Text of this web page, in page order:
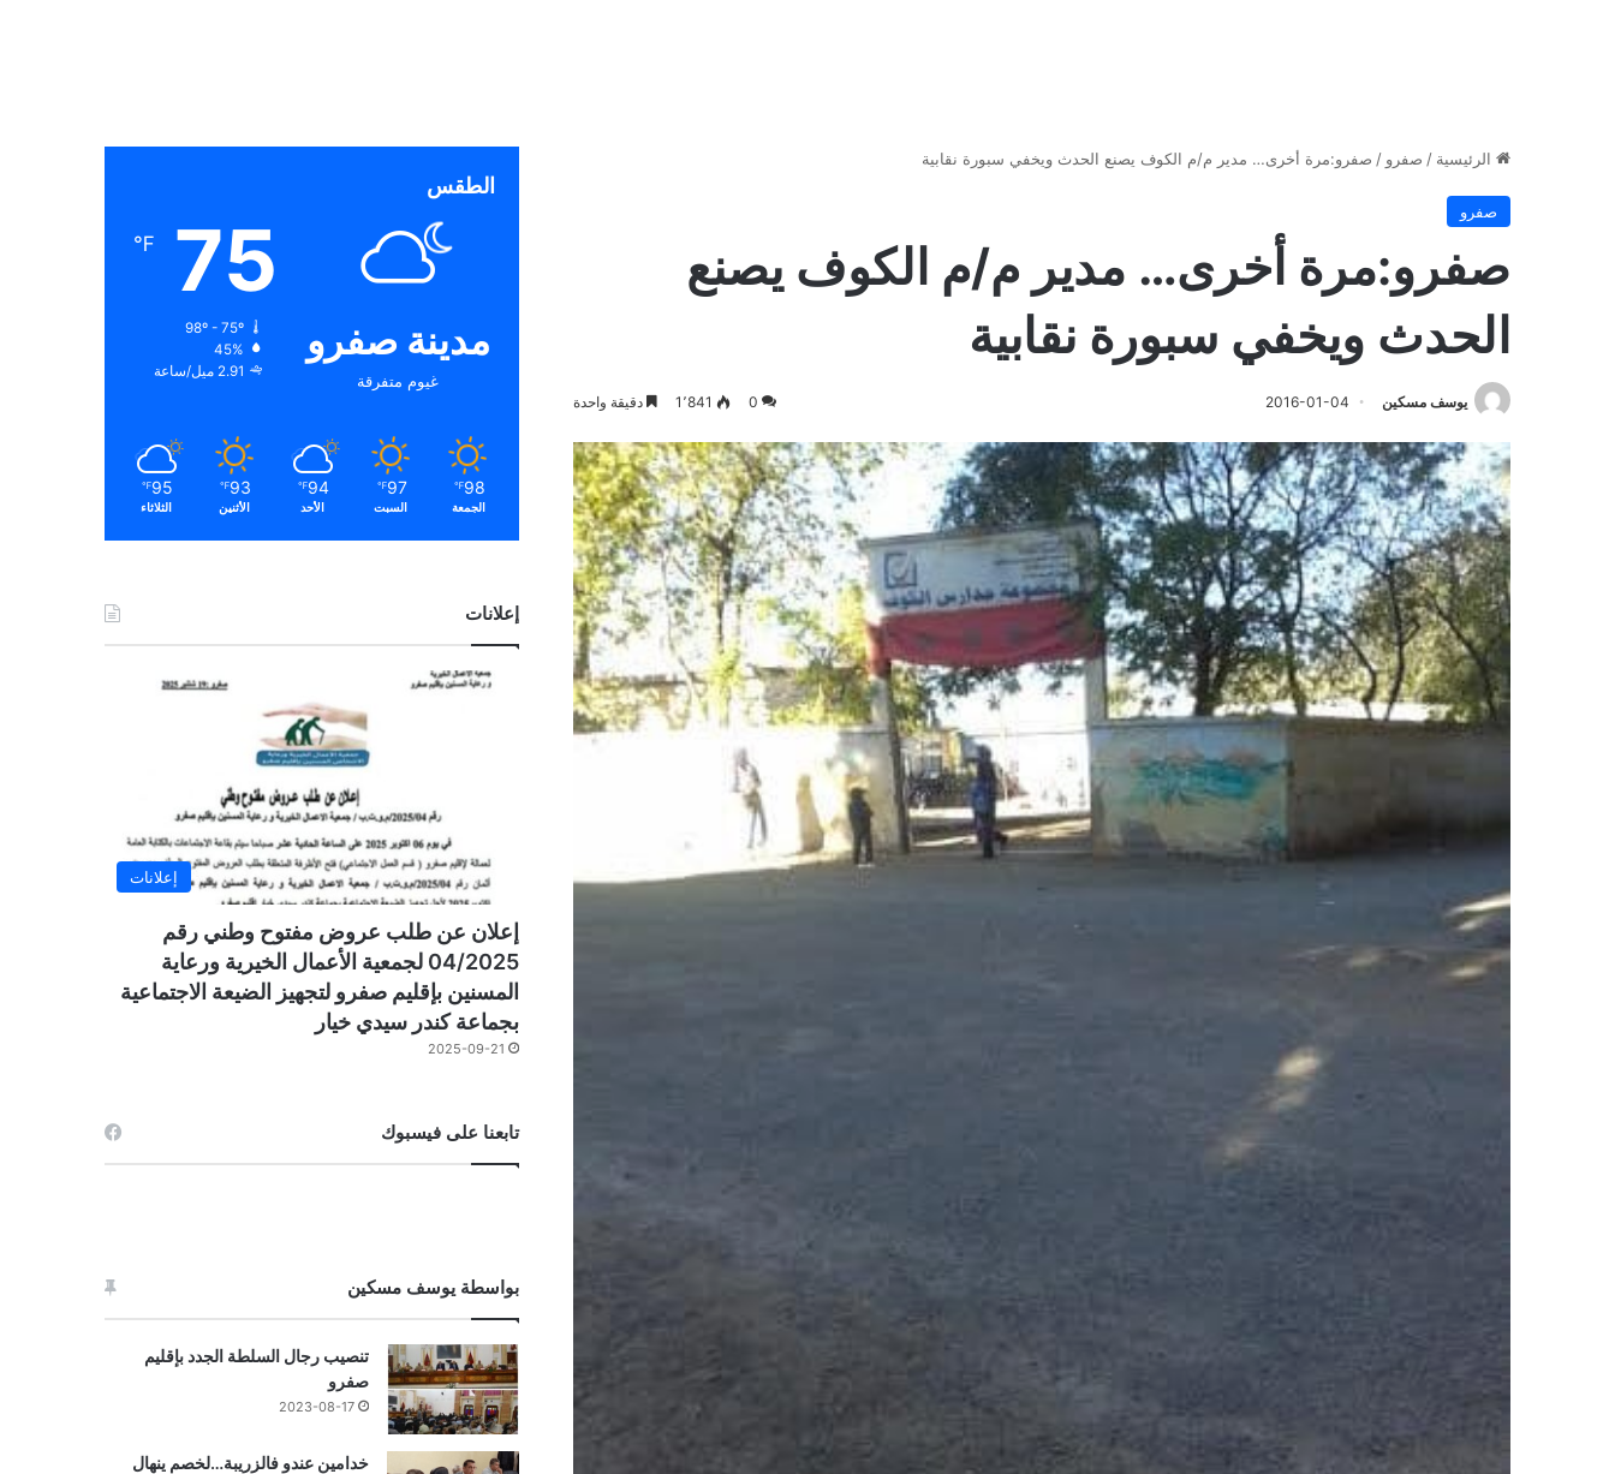
الرئيسية / صفرو / صفرو:مرة أخرى… مدير م/م الكوف يصنع الحدث ويخفي سبورة نقابية
صفرو
صفرو:مرة أخرى… مدير م/م الكوف يصنع
الحدث ويخفي سبورة نقابية
يوسف مسكين 2016-01-04
0 1٬841 دقيقة واحدة
الطقس
مدينة صفرو
غيوم متفرقة
75
℉
98º - 75º
45%
2.91 ميل/ساعة
98
℉
الجمعة
97
℉
السبت
94
℉
الأحد
93
℉
الأثنين
95
℉
الثلاثاء
إعلانات
إعلانات
إعلان عن طلب عروض مفتوح وطني رقم
04/2025 لجمعية الأعمال الخيرية ورعاية
المسنين بإقليم صفرو لتجهيز الضيعة الاجتماعية
بجماعة كندر سيدي خيار
2025-09-21
تابعنا على فيسبوك
بواسطة يوسف مسكين
تنصيب رجال السلطة الجدد بإقليم
صفرو
2023-08-17
خدامين عندو فالزريبة…لخصم ينهال